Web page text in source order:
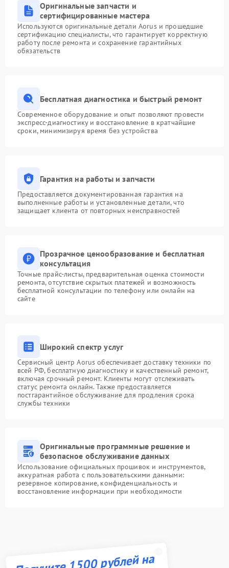
Оригинальные запчасти и
сертифицированные мастера
Используются оригинальные детали Aorus и прошедшие
сертификацию специалисты, что гарантирует корректную
работу после ремонта и сохранение гарантийных
обязательств
Бесплатная диагностика и быстрый ремонт
Современное оборудование и опыт позволяют провести
экспресс-диагностику и восстановление в кратчайшие
сроки, минимизируя время без устройства
Гарантия на работы и запчасти
Предоставляется документированная гарантия на
выполненные работы и установленные детали, что
защищает клиента от повторных неисправностей
Прозрачное ценообразование и бесплатная
консультация
Точные прайс-листы, предварительная оценка стоимости
ремонта, отсутствие скрытых платежей и возможность
бесплатной консультации по телефону или онлайн на
сайте
Широкий спектр услуг
Сервисный центр Aorus обеспечивает доставку техники по
всей РФ, бесплатную диагностику и качественный ремонт,
включая срочный ремонт. Клиенты могут отслеживать
статус ремонта онлайн. Также предоставляется
постгарантийное обслуживание для продления срока
службы техники
Оригинальные программные решение и
безопасное обслуживание данных
Использование официальных прошивок и инструментов,
аккуратная работа с пользовательскими данными:
резервное копирование, конфиденциальность и
восстановление информации при необходимости